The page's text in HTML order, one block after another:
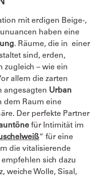
mit erdigen Beige-,
haben eine
. Räume, die in einer
sind, erden,
zugleich – wie ein
allem die zarten
angesagten Urban
dem Raum eine
Der perfekte Partner
für Intimität im
“ für eine
die vitalisierende
sich dazu
weiche Wolle, Sisal,